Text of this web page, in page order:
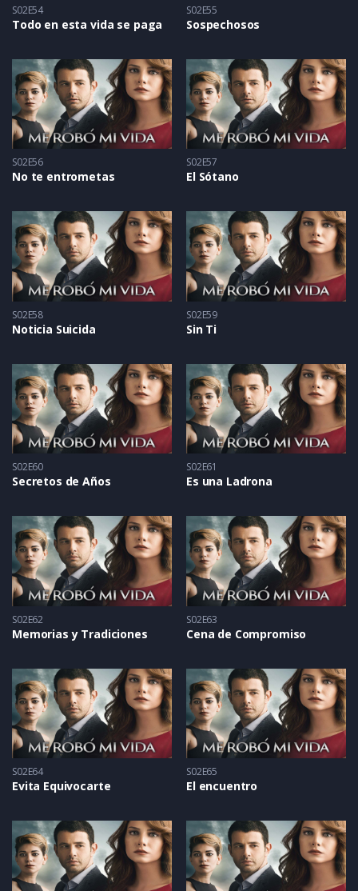
S02E54
Todo en esta vida se paga
S02E55
Sospechosos
S02E56
No te entrometas
S02E57
El Sótano
S02E58
Noticia Suicida
S02E59
Sin Ti
S02E60
Secretos de Años
S02E61
Es una Ladrona
S02E62
Memorias y Tradiciones
S02E63
Cena de Compromiso
S02E64
Evita Equivocarte
S02E65
El encuentro